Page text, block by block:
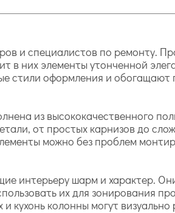
и специалистов по ремонту.
в них элементы утонченной
стили оформления и обогащают
из высококачественного
от простых карнизов до
можно без проблем
интерьеру шарм и характер.
их для зонирования
колонны могут визуально